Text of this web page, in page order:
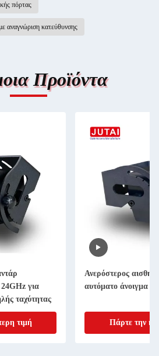
πόρτας
αναγνώριση κατεύθυνσης
Προϊόντα
αισθητήρας κίνησης για
βιομηχανικής πύλης
την καλύτερη τιμή